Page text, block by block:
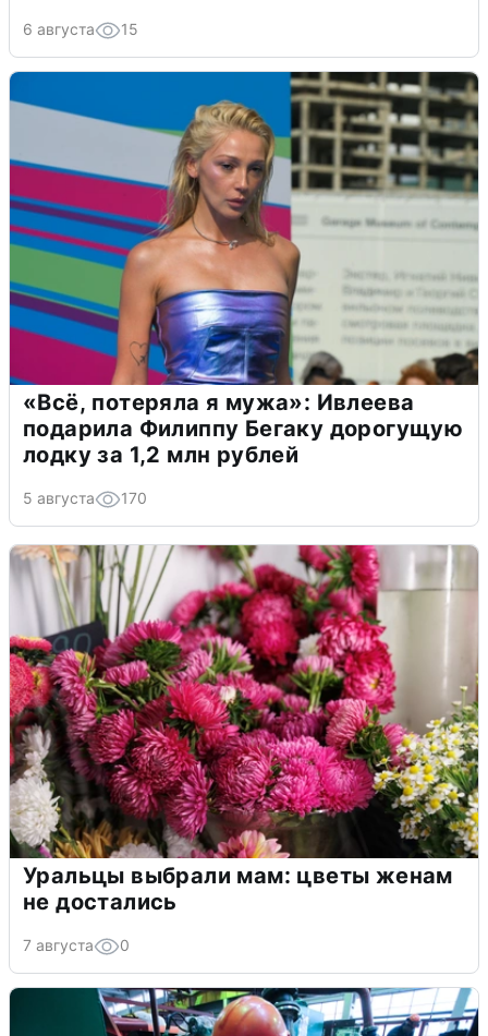
6 августа 15
«Всё, потеряла я мужа»: Ивлеева
подарила Филиппу Бегаку дорогущую
лодку за 1,2 млн рублей
5 августа 170
Уральцы выбрали мам: цветы женам
не достались
7 августа 0